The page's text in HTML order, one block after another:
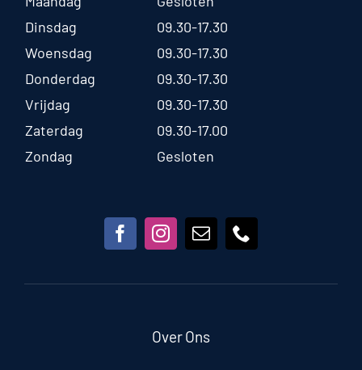
Dinsdag
09.30-17.30
Woensdag
09.30-17.30
Donderdag
09.30-17.30
Vrijdag
09.30-17.30
Zaterdag
09.30-17.00
Zondag
Gesloten
Over Ons